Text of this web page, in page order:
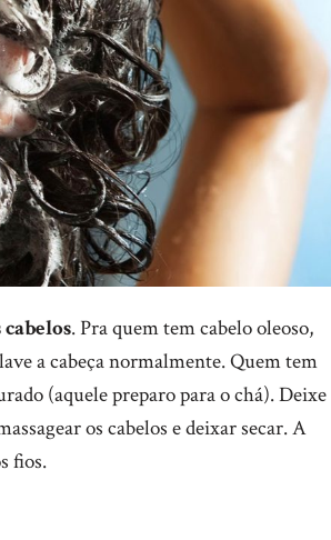
. Pra quem tem cabelo oleoso,
a cabeça normalmente. Quem tem
(aquele preparo para o chá). Deixe
os cabelos e deixar secar. A
fios.